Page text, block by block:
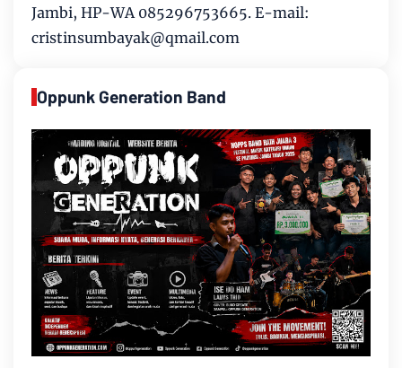
Jambi, HP-WA 085296753665. E-mail:
cristinsumbayak@qmail.com
Oppunk Generation Band